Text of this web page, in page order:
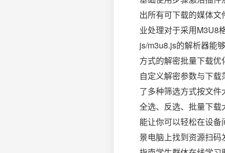
出所有可下载的媒体
业处理对于采用M3U8
js/m3u8.js的解析器能
方式的解密批量下载优
自定义解密参数与下
了多种筛选方式按文
全选、反选、批量下
能让你可以轻松在设
景电脑上找到资源扫